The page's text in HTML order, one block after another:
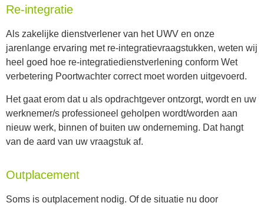
Re-integratie
Als zakelijke dienstverlener van het UWV en onze
jarenlange ervaring met re-integratievraagstukken, weten wij
heel goed hoe re-integratiedienstverlening conform Wet
verbetering Poortwachter correct moet worden uitgevoerd.
Het gaat erom dat u als opdrachtgever ontzorgt, wordt en uw
werknemer/s professioneel geholpen wordt/worden aan
nieuw werk, binnen of buiten uw onderneming. Dat hangt
van de aard van uw vraagstuk af.
Outplacement
Soms is outplacement nodig. Of de situatie nu door